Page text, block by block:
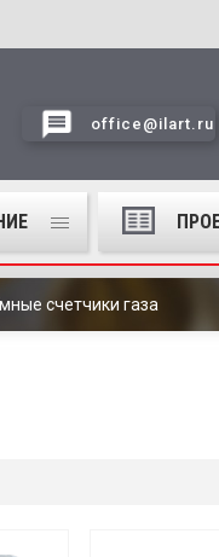
office@ilart.ru
счетчики газа